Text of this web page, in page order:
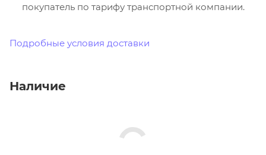
покупатель по тарифу транспортной компании.
Подробные условия доставки
Наличие